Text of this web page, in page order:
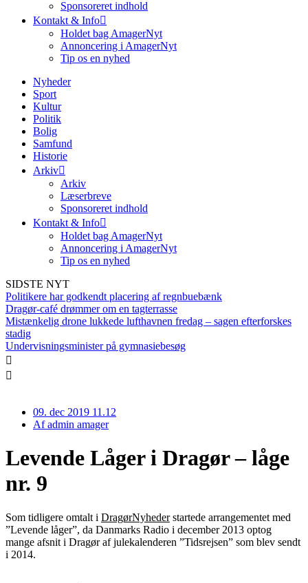
Sponsoreret indhold
Kontakt & Info
Holdet bag AmagerNyt
Annoncering i AmagerNyt
Tip os en nyhed
Nyheder
Sport
Kultur
Politik
Bolig
Samfund
Historie
Arkiv
Arkiv
Læserbreve
Sponsoreret indhold
Kontakt & Info
Holdet bag AmagerNyt
Annoncering i AmagerNyt
Tip os en nyhed
SIDSTE NYT
Politikere har godkendt placering af regnbuebænk
Dragør-café drømmer om en tagterrasse
Mistænkelig drone lukkede lufthavnen fredag – sagen efterforskes
stadig
Undervisningsminister på gymnasiebesøg
09. dec 2019 11.12
Afadmin amager
Levende Låger i Dragør – låge
nr. 9
Som tidligere omtalt i DragørNyhederstartede arrangementet med
”Levende låger”, da Danmarks Radio i december 2013 optog
mange afsnit i Dragør af julekalenderen ”Tidsrejsen” som blev sendt
i 2014.